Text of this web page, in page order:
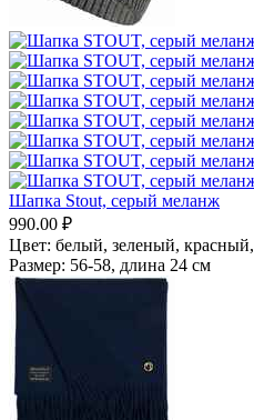
Шапка Stout, серый меланж
990.00 ₽
Цвет: белый, зеленый, красный,
Размер: 56-58, длина 24 см